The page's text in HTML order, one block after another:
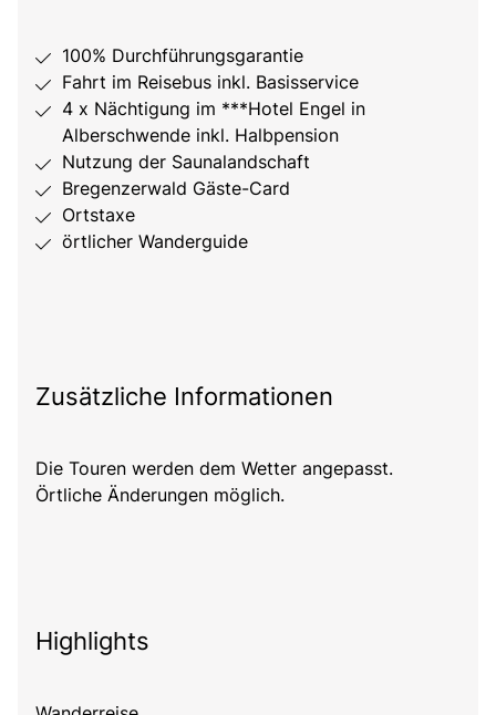
100% Durchführungsgarantie
Fahrt im Reisebus inkl. Basisservice
4 x Nächtigung im ***Hotel Engel in
Alberschwende inkl. Halbpension
Nutzung der Saunalandschaft
Bregenzerwald Gäste-Card
Ortstaxe
örtlicher Wanderguide
Zusätzliche Informationen
Die Touren werden dem Wetter angepasst.
Örtliche Änderungen möglich.
Highlights